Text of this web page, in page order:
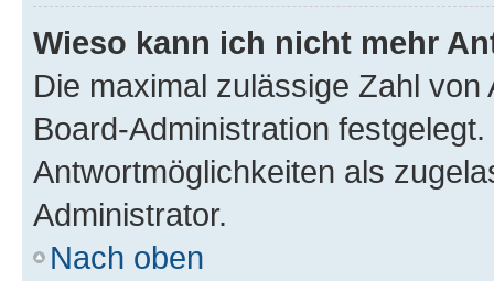
Wieso kann ich nicht mehr
Die maximal zulässige Zahl
Board-Administration
Antwortmöglichkeiten als
Administrator.
Nach oben